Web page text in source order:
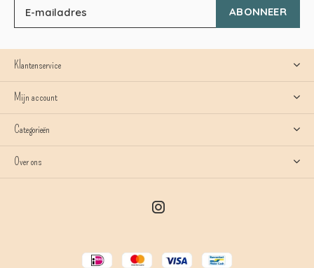
ABONNEER
Klantenservice
Mijn account
Categorieën
Over ons